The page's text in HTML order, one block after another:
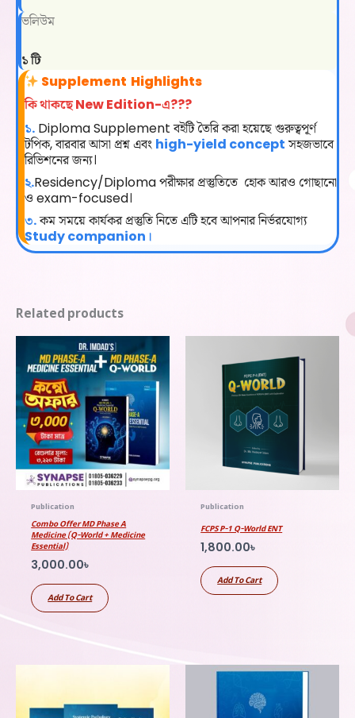
ভলিউম
১ টি
Supplement Highlights
কি থাকছে New Edition-এ???
১. Diploma Supplement বইটি তৈরি করা হয়েছে গুরুত্বপূর্ণ
টপিক, বারবার আসা প্রশ্ন এবং high-yield conceptসহজভাবে
রিভিশনের জন্য।
২.Residency/Diploma পরীক্ষার প্রস্তুতিতে হোক আরও গোছানো
ও exam-focused।
৩.কম সময়ে কার্যকর প্রস্তুতি নিতে এটি হবে আপনার নির্ভরযোগ্য
Study companion।
Related products
Publication
Combo Offer MD Phase A
Medicine (Q-World + Medicine
Essential)
3,000.00৳
Add To Cart
Publication
FCPS P-1 Q-World ENT
1,800.00৳
Add To Cart